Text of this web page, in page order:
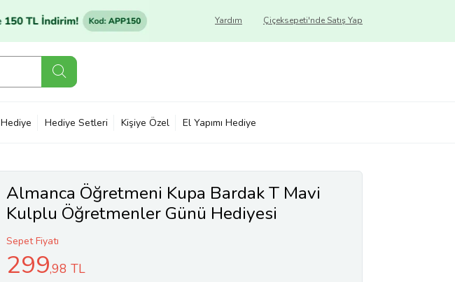
Çiçeksepeti'nde Satış Yap
Yardım
Hediye Hediye Setleri Kişiye Özel El Yapımı Hediye
Almanca Öğretmeni Kupa Bardak T Mavi
Kulplu Öğretmenler Günü Hediyesi
Sepet Fiyatı
299,98 TL